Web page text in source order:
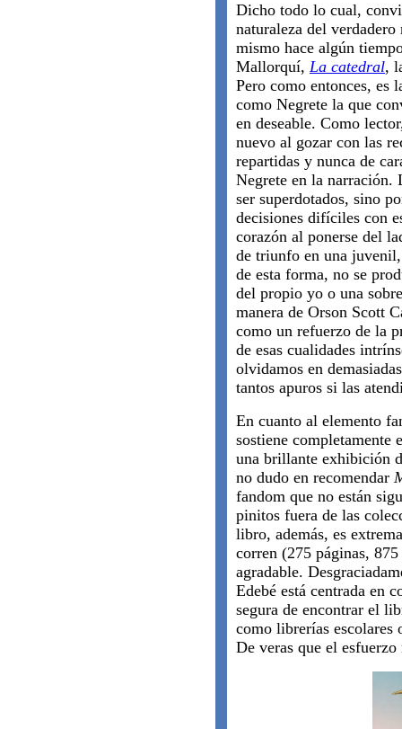
Dicho todo lo cual,
naturaleza del
mismo hace algún
Mallorquí, La catedral,
Pero como entonces, es
como Negrete la que
en deseable. Como
nuevo al gozar con las
repartidas y nunca de
Negrete en la narración.
ser superdotados, sino
decisiones difíciles con
corazón al ponerse del
de triunfo en una
de esta forma, no se
del propio yo o una
manera de Orson Scott
como un refuerzo de la
de esas cualidades
olvidamos en
tantos apuros si las
En cuanto al elemento
sostiene completamente
una brillante exhibición
no dudo en recomendar
fandom que no están
pinitos fuera de las
libro, además, es
corren (275 páginas,
agradable.
Edebé está centrada en
segura de encontrar el
como librerías escolares
De veras que el esfuerzo